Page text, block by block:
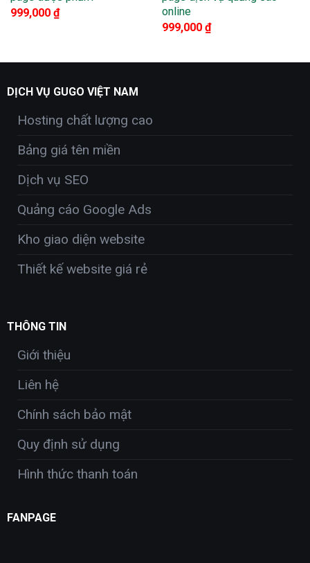
999,000 ₫
online
999,000 ₫
DỊCH VỤ GUGO VIỆT NAM
Hosting chất lượng cao
Bảng giá tên miền
Dịch vụ SEO
Quảng cáo Google Ads
Kho giao diện website
Thiết kế website giá rẻ
THÔNG TIN
Giới thiệu
Liên hệ
Chính sách bảo mật
Quy định sử dụng
Hình thức thanh toán
FANPAGE